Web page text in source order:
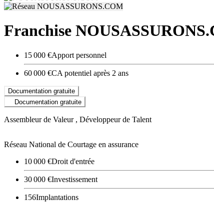
Franchise
15 000 €Apport personnel
60 000 €CA potentiel après 2 ans
Documentation gratuite
Documentation gratuite
Assembleur de Valeur , Développeur de Talent
Réseau National de Courtage en assurance
10 000 €Droit d'entrée
30 000 €Investissement
156Implantations